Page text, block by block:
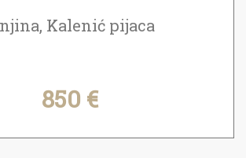
Kalenić pijaca
850 €